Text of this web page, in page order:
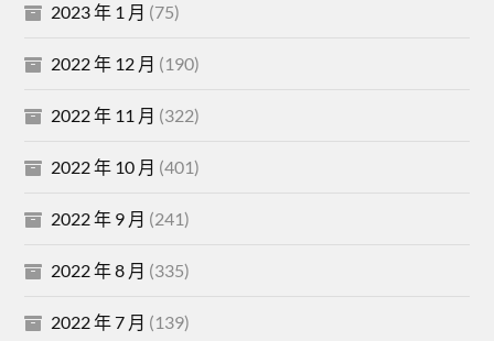
2023 年 1 月 (75)
2022 年 12 月 (190)
2022 年 11 月 (322)
2022 年 10 月 (401)
2022 年 9 月 (241)
2022 年 8 月 (335)
2022 年 7 月 (139)